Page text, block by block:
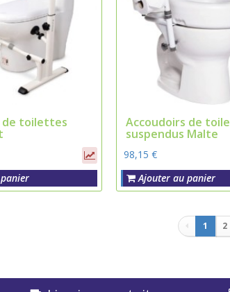
de toilettes Accoudoirs de
suspendus Malte
98,15 €
Ajouter au panier
Pagination
1 2